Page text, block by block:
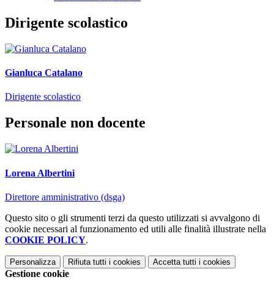
Dirigente scolastico
Gianluca Catalano
Dirigente scolastico
Personale non docente
Lorena Albertini
Direttore amministrativo (dsga)
Questo sito o gli strumenti terzi da questo utilizzati si avvalgono di
cookie necessari al funzionamento ed utili alle finalità illustrate nella
COOKIE POLICY.
Personalizza Rifiuta tutti i cookies Accetta tutti i cookies
Gestione cookie